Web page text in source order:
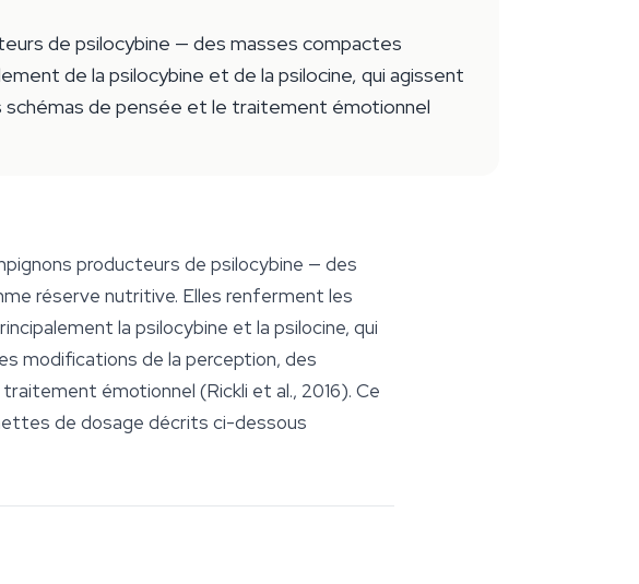
de psilocybine — des masses compactes
de la psilocybine et de la psilocine, qui agissent
de pensée et le traitement émotionnel
producteurs de psilocybine — des
réserve nutritive. Elles renferment les
la psilocybine et la psilocine, qui
modifications de la perception, des
émotionnel (Rickli et al., 2016). Ce
de dosage décrits ci-dessous